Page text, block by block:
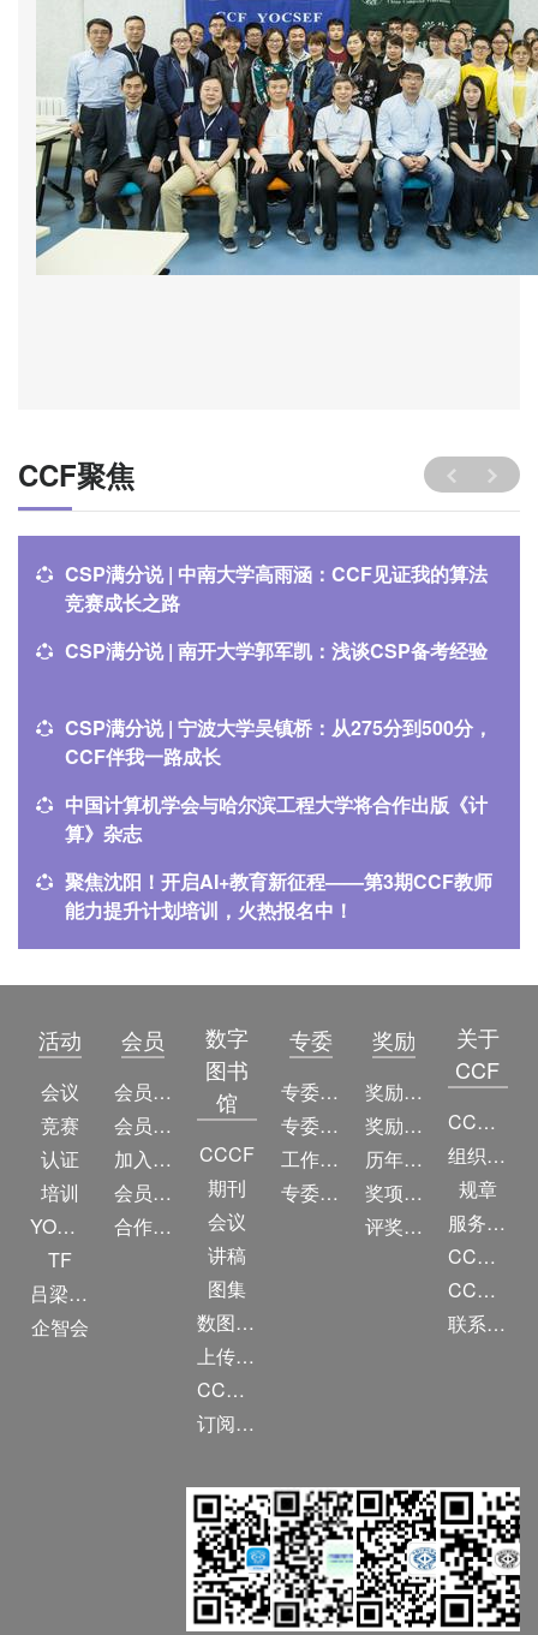
CCF聚焦
CSP满分说 | 中南大学高雨涵：CCF见证我的算法
竞赛成长之路
CSP满分说 | 南开大学郭军凯：浅谈CSP备考经验
CSP满分说 | 宁波大学吴镇桥：从275分到500分，
CCF伴我一路成长
中国计算机学会与哈尔滨工程大学将合作出版《计
算》杂志
聚焦沈阳！开启AI+教育新征程——第3期CCF教师
能力提升计划培训，火热报名中！
活动
会议
竞赛
认证
培训
YOCSEF
TF
吕梁振兴
企智会
会员
会员简介
会员权益
加入CCF
会员交费
合作伙伴
数字
图书
馆
CCCF
期刊
会议
讲稿
图集
数图编审委员会
上传/发布作品
CCF DL Focus
订阅《计算》
专委
专委简介
专委条例
工作问答
专委名单
奖励
奖励动态
奖励目录
历年获奖名单
奖项推荐
评奖条例
关于
CCF
CCF简介
组织机构
规章
服务项目
CCF大事记
CCF创建60周年
联系我们